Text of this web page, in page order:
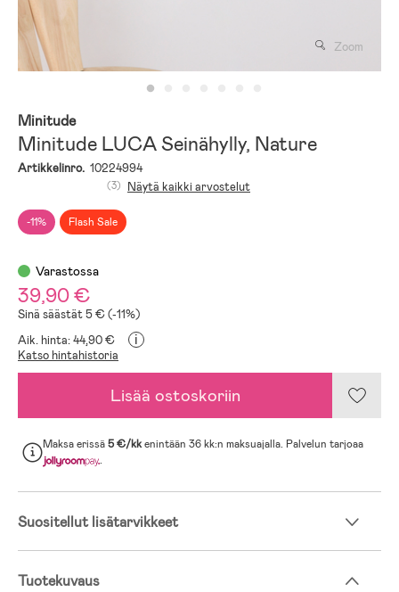
Zoom
Minitude
Minitude LUCA Seinähylly, Nature
Artikkelinro. 10224994
-11% Flash Sale
(3) Näytä kaikki arvostelut
Varastossa
39,90 €
Sinä säästät 5 € (-11%)
Aik. hinta: 44,90 €
i
Katso hintahistoria
Lisää ostoskoriin
Maksa erissä5 €/kkenintään 36 kk:n maksuajalla. Palvelun tarjoaa
.
Suositellut lisätarvikkeet
Tuotekuvaus